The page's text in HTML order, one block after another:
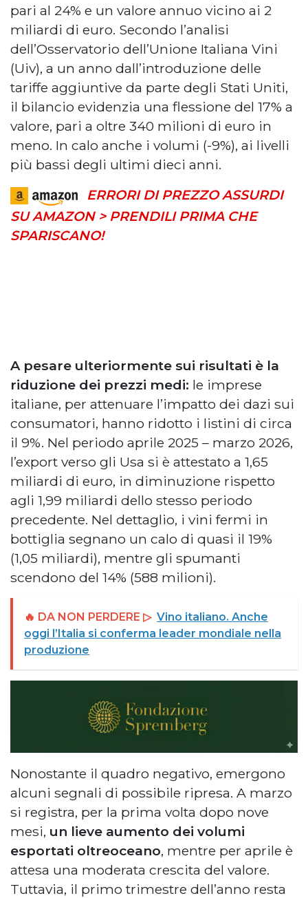
pari al 24% e un valore annuo vicino ai 2
miliardi di euro. Secondo l’analisi
dell’Osservatorio dell’Unione Italiana Vini
(Uiv), a un anno dall’introduzione delle
tariffe aggiuntive da parte degli Stati Uniti,
il bilancio evidenzia una flessione del 17% a
valore, pari a oltre 340 milioni di euro in
meno. In calo anche i volumi (-9%), ai livelli
più bassi degli ultimi dieci anni.
ERRORI DI PREZZO ASSURDI
SU AMAZON > PRENDILI PRIMA CHE
SPARISCANO!
A pesare ulteriormente sui risultati è la
riduzione dei prezzi medi: le imprese
italiane, per attenuare l’impatto dei dazi sui
consumatori, hanno ridotto i listini di circa
il 9%. Nel periodo aprile 2025 – marzo 2026,
l’export verso gli Usa si è attestato a 1,65
miliardi di euro, in diminuzione rispetto
agli 1,99 miliardi dello stesso periodo
precedente. Nel dettaglio, i vini fermi in
bottiglia segnano un calo di quasi il 19%
(1,05 miliardi), mentre gli spumanti
scendono del 14% (588 milioni).
🔥 DA NON PERDERE ▷ Vino italiano. Anche
oggi l’Italia si conferma leader mondiale nella
produzione
Nonostante il quadro negativo, emergono
alcuni segnali di possibile ripresa. A marzo
si registra, per la prima volta dopo nove
mesi, un lieve aumento dei volumi
esportati oltreoceano, mentre per aprile è
attesa una moderata crescita del valore.
Tuttavia, il primo trimestre dell’anno resta